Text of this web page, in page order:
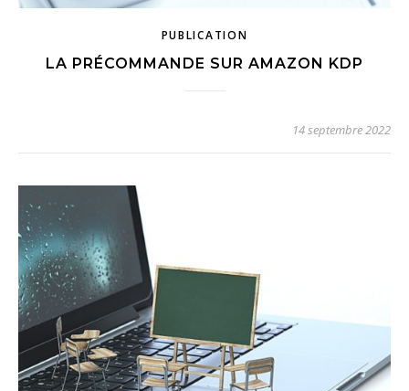
PUBLICATION
LA PRÉCOMMANDE SUR AMAZON KDP
14 septembre 2022